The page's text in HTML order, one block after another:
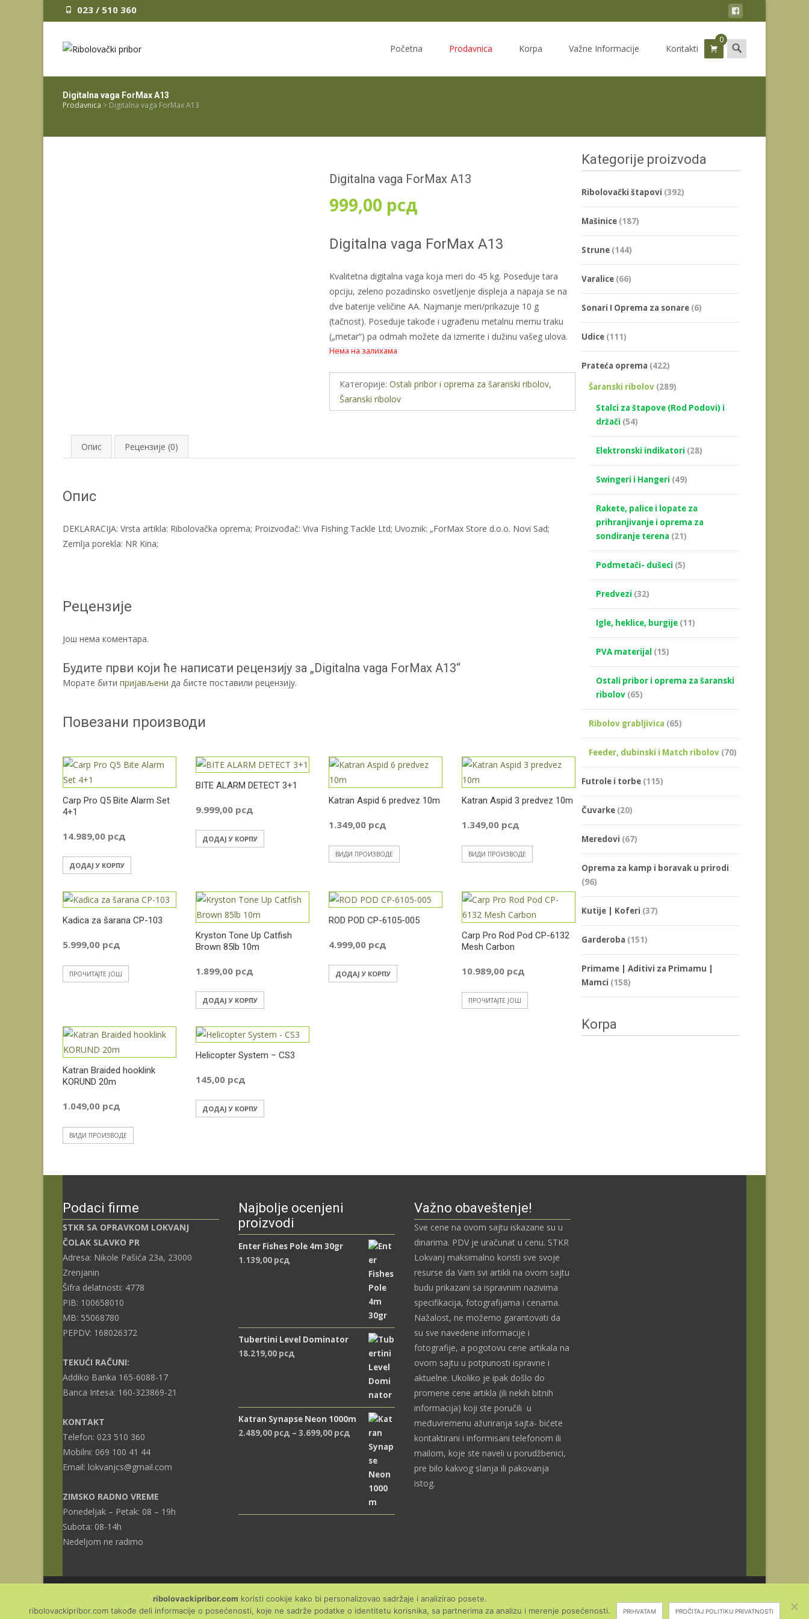
023 / 510 360
Početna Prodavnica Korpa Važne Informacije Kontakti
0 Search
for:
Digitalna vaga ForMax A13
Prodavnica > Digitalna vaga ForMax A13
Digitalna vaga ForMax A13
999,00 рсд
Digitalna vaga ForMax A13
Kvalitetna digitalna vaga koja meri do 45 kg. Poseduje tara
opciju, zeleno pozadinsko osvetljenje displeja a napaja se na
dve baterije veličine AA. Najmanje meri/prikazuje 10 g
(tačnost). Poseduje takođe i ugrađenu metalnu mernu traku
(„metar“) pa odmah možete da izmerite i dužinu vašeg ulova.
Нема на залихама
Категорије:Ostali pribor i oprema za šaranski ribolov,
Šaranski ribolov
Опис Рецензије (0)
Опис
DEKLARACIJA: Vrsta artikla: Ribolovačka oprema; Proizvođač: Viva Fishing Tackle Ltd; Uvoznik: „ForMax Store d.o.o. Novi Sad;
Zemlja porekla: NR Kina;
Рецензије
Још нема коментара.
Будите први који ће написати рецензију за „Digitalna vaga ForMax A13“
Морате бити пријављени да бисте поставили рецензију.
Повезани производи
Carp Pro Q5 Bite Alarm Set
4+1
14.989,00 рсд
ДОДАЈ У КОРПУ
BITE ALARM DETECT 3+1
9.999,00 рсд
ДОДАЈ У КОРПУ
Katran Aspid 6 predvez 10m
1.349,00 рсд
ВИДИ ПРОИЗВОДЕ
Katran Aspid 3 predvez 10m
1.349,00 рсд
ВИДИ ПРОИЗВОДЕ
Kadica za šarana CP-103
5.999,00 рсд
ПРОЧИТАЈТЕ ЈОШ
Kryston Tone Up Catfish
Brown 85lb 10m
1.899,00 рсд
ДОДАЈ У КОРПУ
ROD POD CP-6105-005
4.999,00 рсд
ДОДАЈ У КОРПУ
Carp Pro Rod Pod CP-6132
Mesh Carbon
10.989,00 рсд
ПРОЧИТАЈТЕ ЈОШ
Katran Braided hooklink
KORUND 20m
1.049,00 рсд
ВИДИ ПРОИЗВОДЕ
Helicopter System – CS3
145,00 рсд
ДОДАЈ У КОРПУ
Kategorije proizvoda
Ribolovački štapovi (392)
Mašinice (187)
Strune (144)
Varalice (66)
Sonari I Oprema za sonare (6)
Udice (111)
Prateća oprema (422)
Šaranski ribolov (289)
Stalci za štapove (Rod Podovi) i
držači (54)
Elektronski indikatori (28)
Swingeri i Hangeri (49)
Rakete, palice i lopate za
prihranjivanje i oprema za
sondiranje terena (21)
Podmetači- dušeci (5)
Predvezi (32)
Igle, heklice, burgije (11)
PVA materijal (15)
Ostali pribor i oprema za šaranski
ribolov (65)
Ribolov grabljivica (65)
Feeder, dubinski i Match ribolov (70)
Futrole i torbe (115)
Čuvarke (20)
Meredovi (67)
Oprema za kamp i boravak u prirodi
(96)
Kutije | Koferi (37)
Garderoba (151)
Primame | Aditivi za Primamu |
Mamci (158)
Korpa
Podaci firme
STKR SA OPRAVKOM LOKVANJ
ČOLAK SLAVKO PR
Adresa: Nikole Pašića 23a, 23000
Zrenjanin
Šifra delatnosti: 4778
PIB: 100658010
MB: 55068780
PEPDV: 168026372
TEKUĆI RAČUNI:
Addiko Banka 165-6088-17
Banca Intesa: 160-323869-21
KONTAKT
Telefon: 023 510 360
Mobilni: 069 100 41 44
Email: lokvanjcs@gmail.com
ZIMSKO RADNO VREME
Ponedeljak – Petak: 08 – 19h
Subota: 08-14h
Nedeljom ne radimo
Najbolje ocenjeni
proizvodi
Enter Fishes Pole 4m 30gr
1.139,00 рсд
Tubertini Level Dominator
18.219,00 рсд
Katran Synapse Neon 1000m
2.489,00 рсд – 3.699,00 рсд Распон
цена:
2.489,00 рсд
3.699,00 рсд
Važno obaveštenje!
Sve cene na ovom sajtu iskazane su u
dinarima. PDV je uračunat u cenu. STKR
Lokvanj maksimalno koristi sve svoje
resurse da Vam svi artikli na ovom sajtu
budu prikazani sa ispravnim nazivima
specifikacija, fotografijama i cenama.
Nažalost, ne možemo garantovati da
su sve navedene informacije i
fotografije, a pogotovu cene artikala na
ovom sajtu u potpunosti ispravne i
aktuelne. Ukoliko je ipak došlo do
promene cene artikla (ili nekih bitnih
informacija) koji ste poručili u
međuvremenu ažuriranja sajta- bićete
kontaktirani i informisani telefonom ili
mailom, koje ste naveli u porudžbenici,
pre bilo kakvog slanja ili pakovanja
istog.
Copyright © Ribolovački pribor
ribolovackipribor.com koristi cookije kako bi personalizovao sadržaje i analizirao posete.
ribolovackipribor.com takođe deli informacije o posećenosti, koje ne sadrže podatke o identitetu korisnika, sa partnerima za analizu i merenje posećenosti.
PRIHVATAM PROČITAJ POLITIKU PRIVATNOSTI